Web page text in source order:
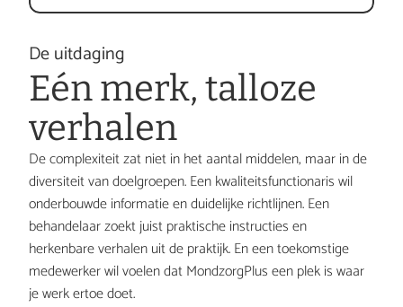
De uitdaging
Eén merk, talloze
verhalen
De complexiteit zat niet in het aantal middelen, maar in de
diversiteit van doelgroepen. Een kwaliteitsfunctionaris wil
onderbouwde informatie en duidelijke richtlijnen. Een
behandelaar zoekt juist praktische instructies en
herkenbare verhalen uit de praktijk. En een toekomstige
medewerker wil voelen dat MondzorgPlus een plek is waar
je werk ertoe doet.